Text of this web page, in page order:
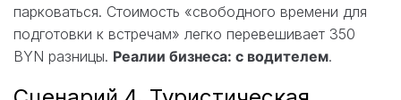
парковаться. Стоимость «свободного времени для
подготовки к встречам» легко перевешивает 350
BYN разницы. Реалии бизнеса: с водителем.